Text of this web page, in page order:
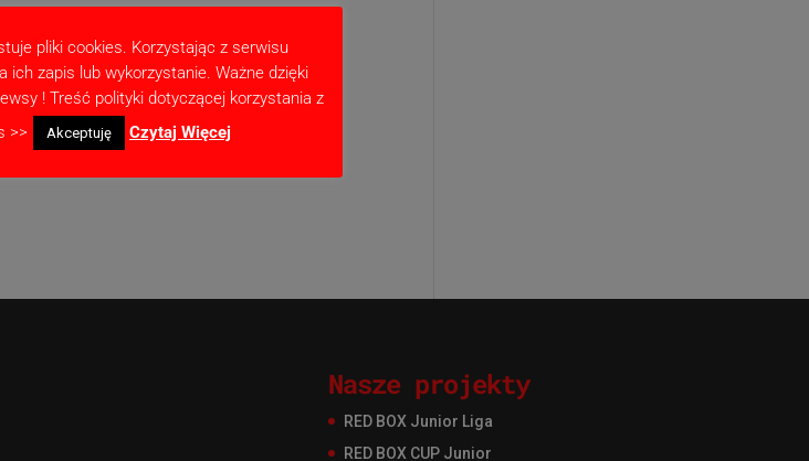
Nasze projekty
RED BOX Junior Liga
RED BOX CUP Junior
pliki cookies. Korzystając z serwisu
ich zapis lub wykorzystanie. Ważne dzięki
! Treść polityki dotyczącej korzystania z
>>
Akceptuję Czytaj Więcej